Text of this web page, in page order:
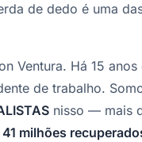
de dedo é uma
Ventura. Há 15
de trabalho.
nisso — mais
41 milhões